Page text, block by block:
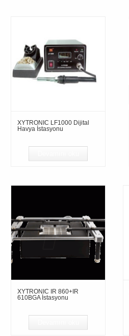
XYTRONIC LF1000 Dijital
Havya İstasyonu
XYTRONIC IR 860+IR
610BGA İstasyonu